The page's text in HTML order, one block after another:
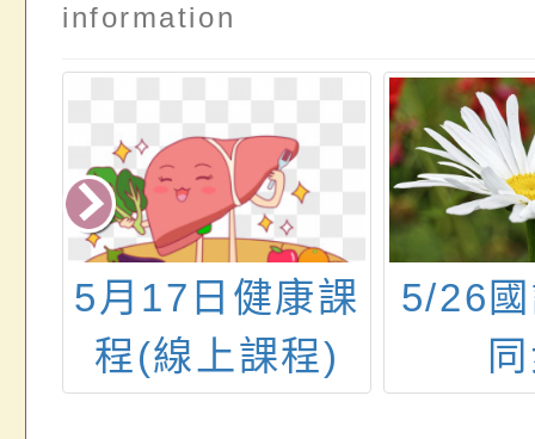
information
5月17日健康課
程(線上課程)
5/26